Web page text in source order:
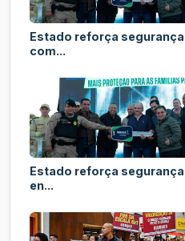
Estado reforça
com...
Estado reforça
en...